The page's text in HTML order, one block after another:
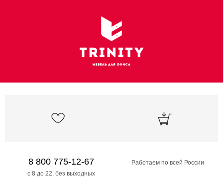
8 800 775-12-67
с 8 до 22, без выходных
Работаем по всей России